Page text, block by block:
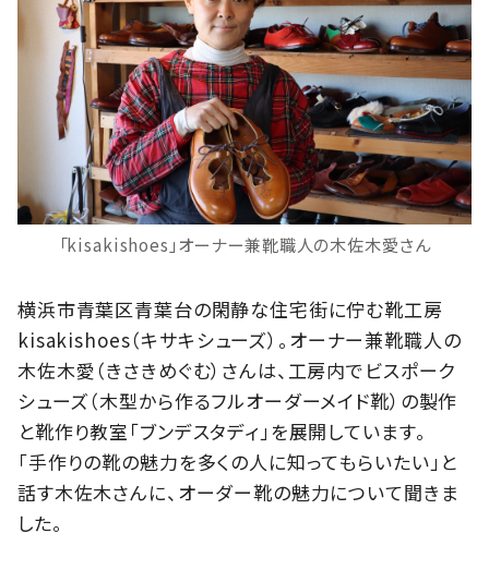
「kisakishoes」オーナー兼靴職人の木佐木愛さん
横浜市青葉区青葉台の閑静な住宅街に佇む靴工房
kisakishoes（キサキシューズ）。オーナー兼靴職人の
木佐木愛（きさきめぐむ）さんは、工房内でビスポーク
シューズ（木型から作るフルオーダーメイド靴）の製作
と靴作り教室「ブンデスタディ」を展開しています。
「手作りの靴の魅力を多くの人に知ってもらいたい」と
話す木佐木さんに、オーダー靴の魅力について聞きま
した。